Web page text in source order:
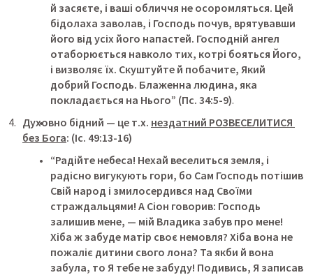
й засяєте, і ваші обличчя не осоромляться. Цей
бідолаха заволав, і Господь почув, врятувавши
його від усіх його напастей. Господній ангел
отаборюється навколо тих, котрі бояться Його,
і визволяє їх. Скуштуйте й побачите, Який
добрий Господь. Блаженна людина, яка
покладається на Нього” (Пс. 34:5-9).
Духовно бідний — це т.х. нездатний РОЗВЕСЕЛИТИСЯ
без Бога: (Іс. 49:13-16)
“Радійте небеса! Нехай веселиться земля, і
радісно вигукують гори, бо Сам Господь потішив
Свій народ і змилосердився над Своїми
страждальцями! А Сіон говорив: Господь
залишив мене, — мій Владика забув про мене!
Хіба ж забуде матір своє немовля? Хіба вона не
пожаліє дитини свого лона? Та якби й вона
забула, то Я тебе не забуду! Подивись, Я записав